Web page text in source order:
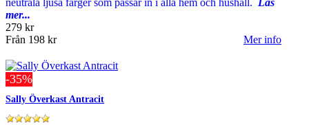
mer...
279 kr
Från 198 kr Mer info
-35%
Sally Överkast Antracit